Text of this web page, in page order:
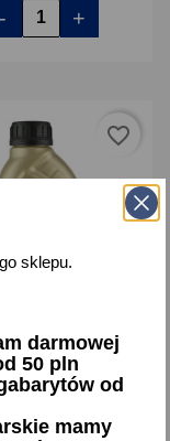
- +
FLUSH
chłodnicy
400ml
brutto
favorite_border
sklepu.
darmowej
50 pln
od
mamy